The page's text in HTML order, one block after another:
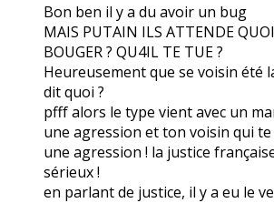
Bon ben il y a du avoir un bug
MAIS PUTAIN ILS ATTENDE
BOUGER ? QU4IL TE TUE ?
Heureusement que se voisin été
dit quoi ?
pfff alors le type vient avec un
une agression et ton voisin qui te
une agression ! la justice
sérieux !
en parlant de justice, il y a eu le